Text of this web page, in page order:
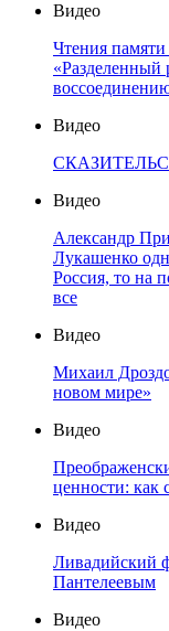
Видео
Чтения
«Разделенный
Видео
Видео
Александр
Лукашенко
Россия, то на
все
Видео
Михаил
новом мире»
Видео
ценности: как
Видео
Ливадийский
Пантелеевым
Видео